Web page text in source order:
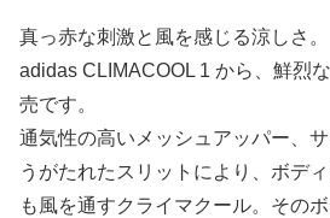
真っ赤な刺激と風を感じる涼しさ。
adidas CLIMACOOL 1 から、鮮烈
売です。
通気性の高いメッシュアッパー、
うがたれたスリットにより、ボデ
も風を通すクライマクール。その